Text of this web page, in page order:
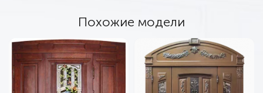
Похожие модели